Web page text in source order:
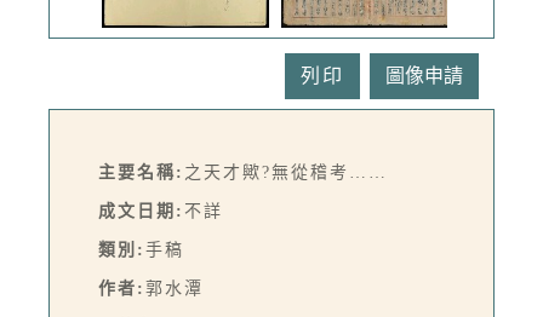
列印
主要名稱: 之天才歟?無從稽考……
成文日期: 不詳
類別: 手稿
作者: 郭水潭